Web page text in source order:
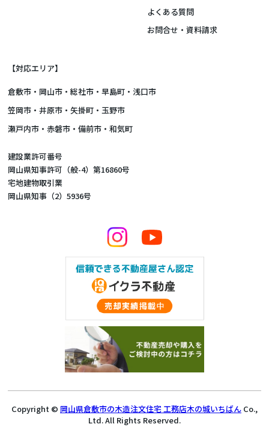
よくある質問
お問合せ・資料請求
【対応エリア】
倉敷市 ・ 岡山市 ・総社市・早島町・浅口市
笠岡市・井原市・矢掛町・玉野市
瀬戸内市・赤磐市・備前市・和気町
建設業許可番号
岡山県知事許可（般-4）第16860号
宅地建物取引業
岡山県知事（2）5936号
Copyright © 岡山県倉敷市の木造注文住宅 工務店木の城いちばん Co.,
Ltd. All Rights Reserved.